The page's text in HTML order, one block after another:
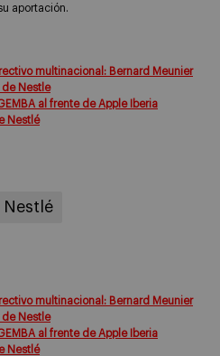
aportación.
multinacional: Bernard Meunier
de Nestle
al frente de Apple Iberia
Nestlé
Nestlé
multinacional: Bernard Meunier
de Nestle
al frente de Apple Iberia
Nestlé